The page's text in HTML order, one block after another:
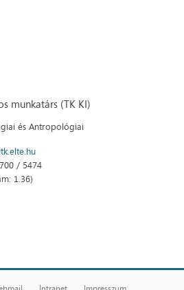
munkatárs (TK KI)
és Antropológiai
/ 5474
1.36)